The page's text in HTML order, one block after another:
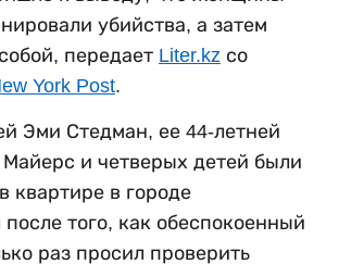
убийства, а затем
передает Liter.kz со
York Post.
Эми Стедман, ее 44-летней
и четверых детей были
квартире в городе
того, как обеспокоенный
раз просил проверить